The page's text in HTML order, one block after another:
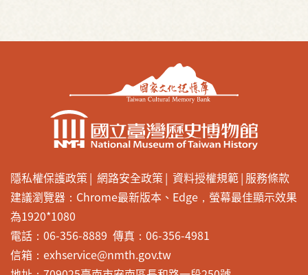
隱私權保護政策 網路安全政策 資料授權規範 服務條款
建議瀏覽器：Chrome最新版本、Edge，螢幕最佳顯示效果
為1920*1080
電話：06-356-8889 傳真：06-356-4981
信箱：exhservice@nmth.gov.tw